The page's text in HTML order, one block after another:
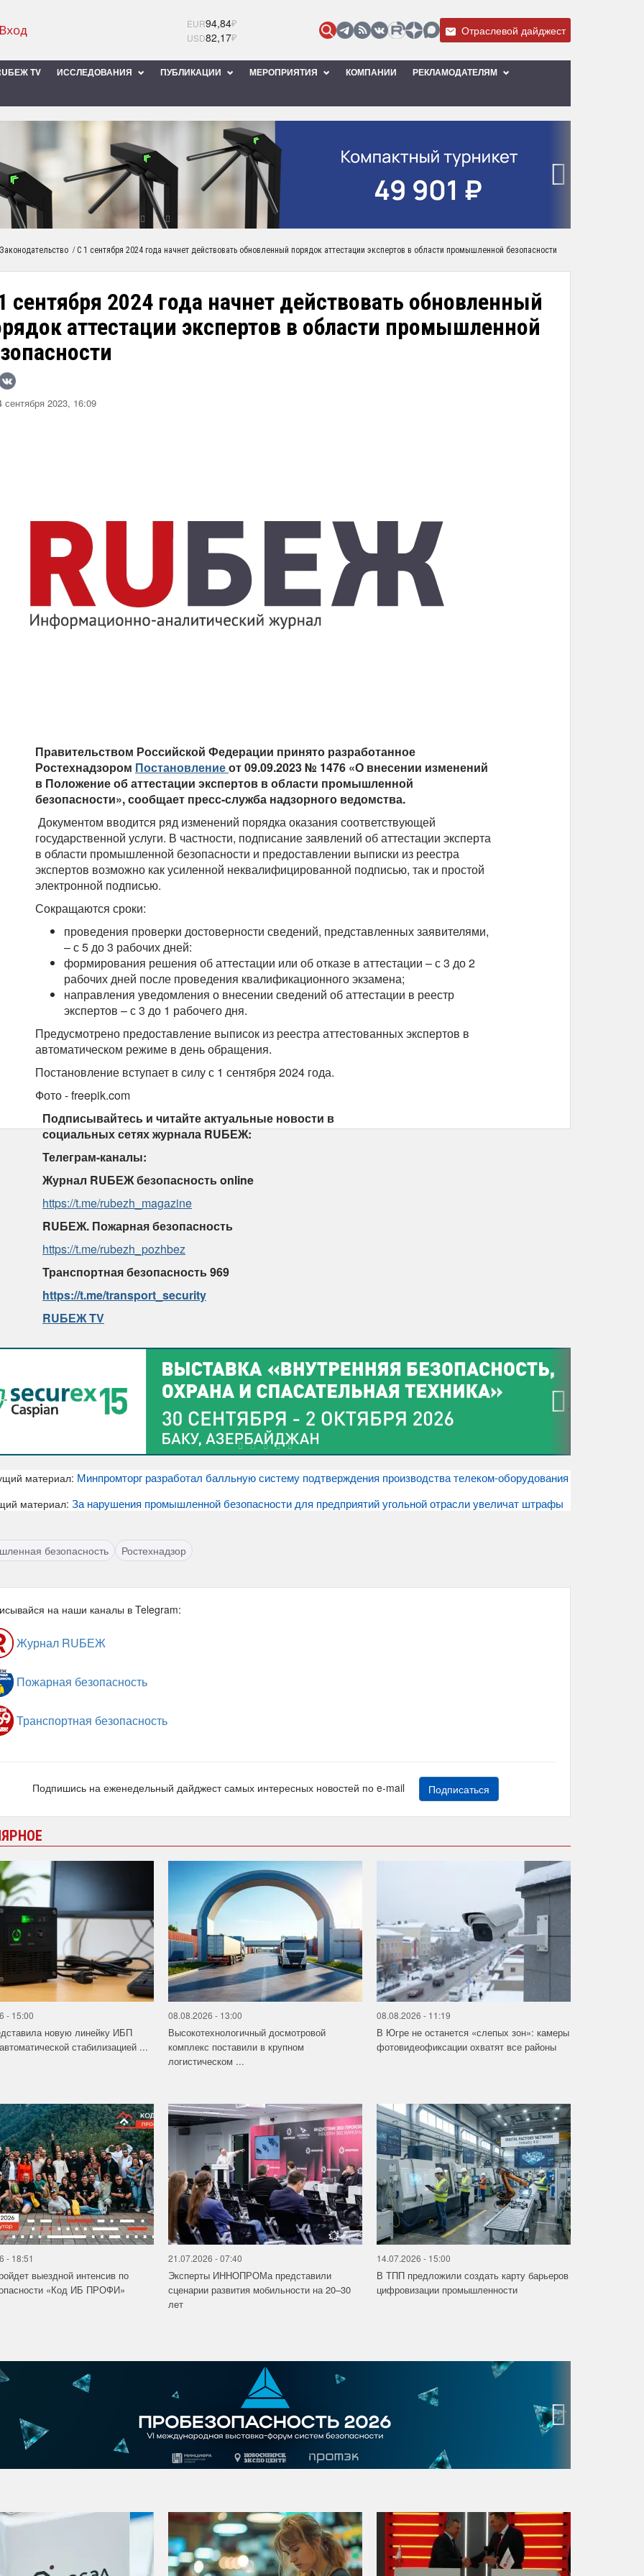
EUR94,84₽
USD82,17₽ Отраслевой дайджест
TV ИССЛЕДОВАНИЯ ПУБЛИКАЦИИ МЕРОПРИЯТИЯ КОМПАНИИ РЕКЛАМОДАТЕЛЯМ
Законодательство / С 1 сентября 2024 года начнет действовать обновленный порядок аттестации экспертов в области промышленной безопасности
сентября 2024 года начнет действовать обновленный
аттестации экспертов в области промышленной
2023, 16:09
Правительством Российской Федерации принято разработанное
Ростехнадзором Постановлениеот 09.09.2023 № 1476 «О внесении изменений
в Положение об аттестации экспертов в области промышленной
безопасности», сообщает пресс-служба надзорного ведомства.
Документом вводится ряд изменений порядка оказания соответствующей
государственной услуги. В частности, подписание заявлений об аттестации эксперта
в области промышленной безопасности и предоставлении выписки из реестра
экспертов возможно как усиленной неквалифицированной подписью, так и простой
электронной подписью.
Сокращаются сроки:
проведения проверки достоверности сведений, представленных заявителями,
– с 5 до 3 рабочих дней:
формирования решения об аттестации или об отказе в аттестации – с 3 до 2
рабочих дней после проведения квалификационного экзамена;
направления уведомления о внесении сведений об аттестации в реестр
экспертов – с 3 до 1 рабочего дня.
Предусмотрено предоставление выписок из реестра аттестованных экспертов в
автоматическом режиме в день обращения.
Постановление вступает в силу с 1 сентября 2024 года.
Фото - freepik.com
Подписывайтесь и читайте актуальные новости в
социальных сетях журнала RUБЕЖ:
Телеграм-каналы:
Журнал RUБЕЖ безопасность online
https://t.me/rubezh_magazine
RUБЕЖ. Пожарная безопасность
https://t.me/rubezh_pozhbez
Транспортная безопасность 969
https://t.me/transport_security
RUБЕЖ TV
›
материал: Минпромторг разработал балльную систему подтверждения производства телеком-оборудования
материал: За нарушения промышленной безопасности для предприятий угольной отрасли увеличат штрафы
безопасность Ростехнадзор
на наши каналы в Telegram:
Журнал RUБЕЖ
Пожарная безопасность
Транспортная безопасность
Подпишись на еженедельный дайджест самых интересных новостей по e-mail Подписаться
- 15:00
новую линейку ИБП
стабилизацией ...
08.08.2026 - 13:00
Высокотехнологичный досмотровой
комплекс поставили в крупном
логистическом ...
08.08.2026 - 11:19
В Югре не останется «слепых зон»: камеры
фотовидеофиксации охватят все районы
- 18:51
выездной интенсив по
«Код ИБ ПРОФИ»
21.07.2026 - 07:40
Эксперты ИННОПРОМа представили
сценарии развития мобильности на 20–30
лет
14.07.2026 - 15:00
В ТПП предложили создать карту барьеров
цифровизации промышленности